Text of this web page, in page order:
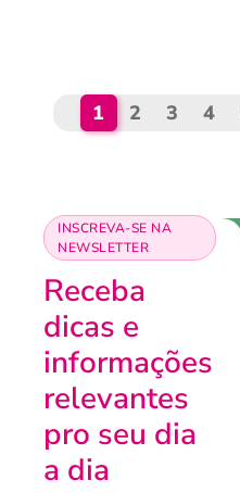
1 2 3 4
INSCREVA-SE NA
NEWSLETTER
Receba
dicas e
informações
relevantes
pro seu dia
a dia